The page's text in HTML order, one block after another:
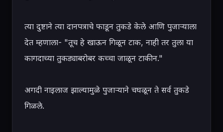
त्या दुष्टाने त्या दानपत्राचे फाडून तुकडे केले आणि पुजाऱ्याला
देत म्हणाला- "तूच हे खाऊन गिळून टाक, नाही तर तुला या
कागदाच्या तुकड्याबरोबर कच्चा जाळून टाकीन."
अगदी नाइलाज झाल्यामुळे पुजाऱ्याने चघळून ते सर्व तुकडे
गिळले.